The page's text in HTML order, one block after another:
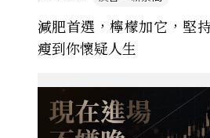
減肥首選，檸檬加它，堅
瘦到你懷疑人生